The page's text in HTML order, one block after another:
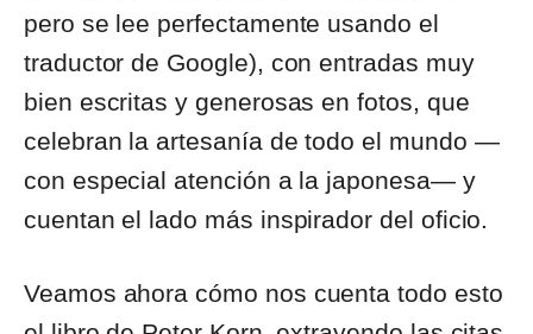
pero se lee perfectamente usando el
traductor de Google), con entradas muy
bien escritas y generosas en fotos, que
celebran la artesanía de todo el mundo —
con especial atención a la japonesa— y
cuentan el lado más inspirador del oficio.
Veamos ahora cómo nos cuenta todo esto